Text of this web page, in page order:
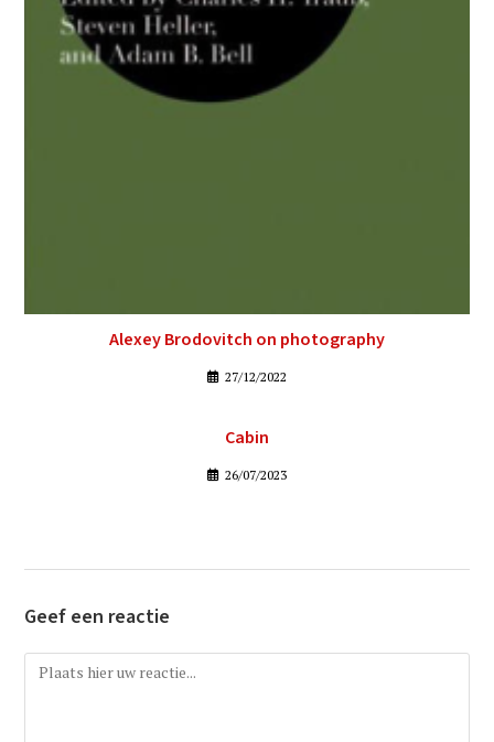
Alexey Brodovitch on photography
27/12/2022
Cabin
26/07/2023
Geef een reactie
Reactie